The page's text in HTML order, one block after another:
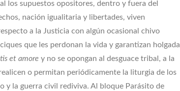
los supuestos opositores, dentro y fuera del
nación igualitaria y libertades, viven
a la Justicia con algún ocasional chivo
que les perdonan la vida y garantizan holgada
et amore y no se opongan al desguace tribal, a la
o permitan periódicamente la liturgia de los
y la guerra civil rediviva. Al bloque Parásito de